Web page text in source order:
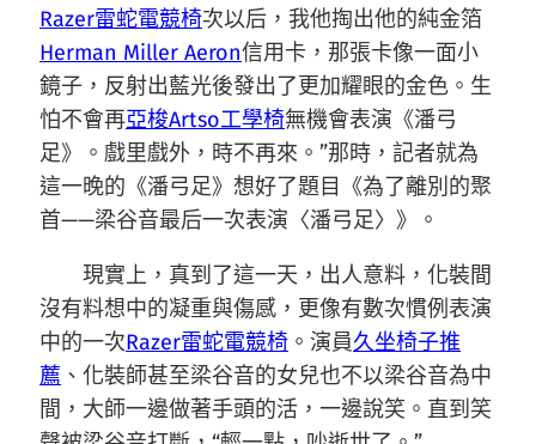
Razer雷蛇電競椅次以后，我他掏出他的純金箔
Herman Miller Aeron信用卡，那張卡像一面小
鏡子，反射出藍光後發出了更加耀眼的金色。生
怕不會再亞梭Artso工學椅無機會表演《潘弓
足》。戲里戲外，時不再來。”那時，記者就為
這一晚的《潘弓足》想好了題目《為了離別的聚
首——梁谷音最后一次表演〈潘弓足〉》。
現實上，真到了這一天，出人意料，化裝間
沒有料想中的凝重與傷感，更像有數次慣例表演
中的一次Razer雷蛇電競椅 。演員久坐椅子推
薦 、化裝師甚至梁谷音的女兒也不以梁谷音為中
間，大師一邊做著手頭的活，一邊說笑。直到笑